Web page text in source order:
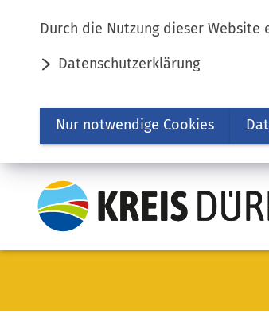
Durch die Nutzung dieser
Datenschutzerklärung
Nur notwendige Cookies
Inhalt anspringen